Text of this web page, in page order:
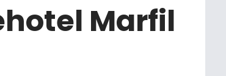
Marfil